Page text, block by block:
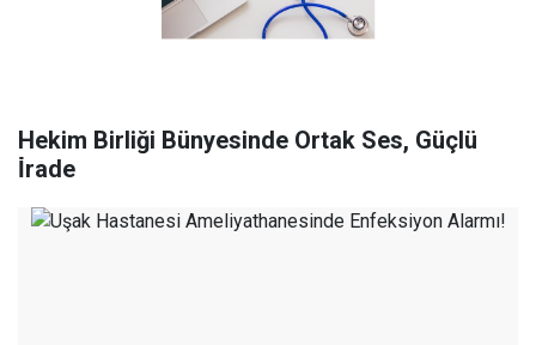
Hekim Birliği Bünyesinde Ortak Ses, Güçlü
İ̇rade